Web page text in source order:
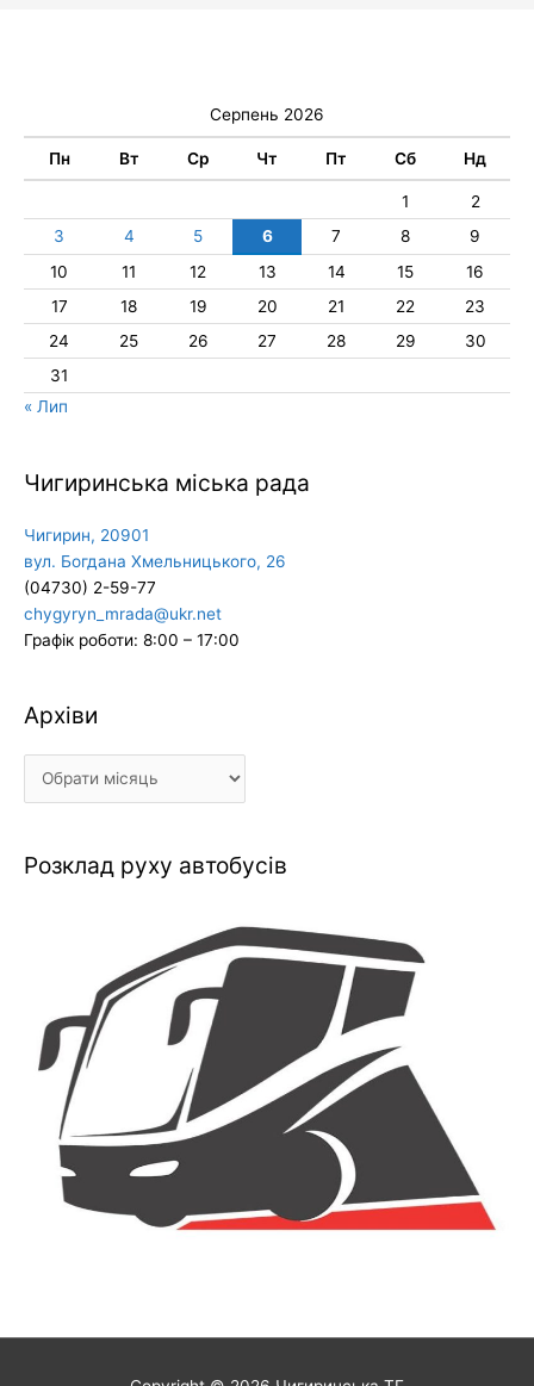
Серпень 2026
Пн Вт Ср Чт Пт Сб Нд
1
2
3
4 5 6 7 8
9
10
11 12 13 14 15
16
17
18 19 20 21 22
23
24
25 26 27 28 29
30
31
« Лип
Чигиринська міська рада
Чигирин, 20901
вул. Богдана Хмельницького, 26
(04730) 2-59-77
chygyryn_mrada@ukr.net
Графік роботи: 8:00 – 17:00
Архіви
Архіви
Розклад руху автобусів